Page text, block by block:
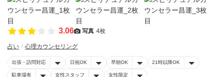
3.06 写真 4枚
占い 心理カウンセリング
出張・訪問対応 日祝OK 早朝OK 21時以降OK
駐車場有 女性スタッフ 女性限定